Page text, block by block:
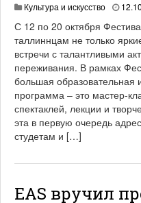
Культура и искусство
С 12 по 20 октября
таллиннцам не только
встречи с талантливыми
переживания. В рамках
большая образовательная
программа – это мастер-
спектаклей, лекции и
эта в первую очередь
студетам и […]
EAS вручил